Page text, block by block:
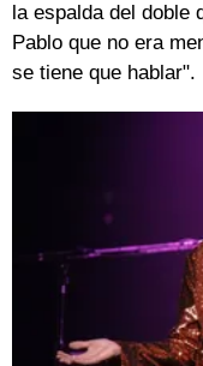
la espalda del doble
Pablo que no era
se tiene que hablar".